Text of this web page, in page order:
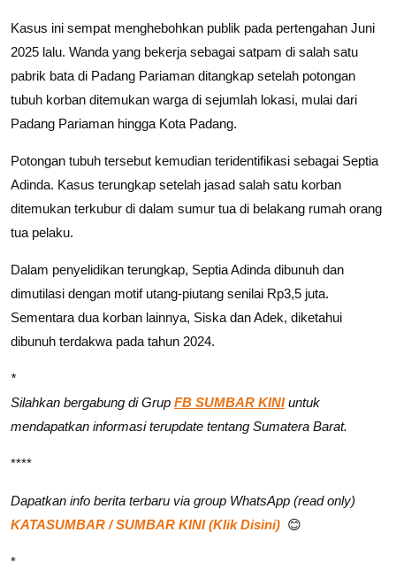
Kasus ini sempat menghebohkan publik pada pertengahan Juni
2025 lalu. Wanda yang bekerja sebagai satpam di salah satu
pabrik bata di Padang Pariaman ditangkap setelah potongan
tubuh korban ditemukan warga di sejumlah lokasi, mulai dari
Padang Pariaman hingga Kota Padang.
Potongan tubuh tersebut kemudian teridentifikasi sebagai Septia
Adinda. Kasus terungkap setelah jasad salah satu korban
ditemukan terkubur di dalam sumur tua di belakang rumah orang
tua pelaku.
Dalam penyelidikan terungkap, Septia Adinda dibunuh dan
dimutilasi dengan motif utang-piutang senilai Rp3,5 juta.
Sementara dua korban lainnya, Siska dan Adek, diketahui
dibunuh terdakwa pada tahun 2024.
*
Silahkan bergabung di Grup FB SUMBAR KINIuntuk
mendapatkan informasi terupdate tentang Sumatera Barat.
****
Dapatkan info berita terbaru via group WhatsApp (read only)
KATASUMBAR / SUMBAR KINI (Klik Disini) 😊